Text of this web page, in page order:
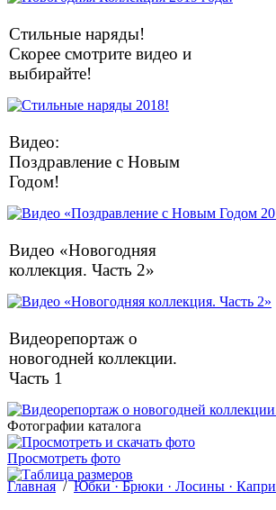
Стильные наряды!
Скорее смотрите видео и
выбирайте!
Видео:
Поздравление с Новым
Годом!
Видео «Новогодняя
коллекция. Часть 2»
Видеорепортаж о
новогодней коллекции.
Часть 1
Фотографии каталога
Просмотреть фото
Главная/Юбки · Брюки · Лосины · Капри